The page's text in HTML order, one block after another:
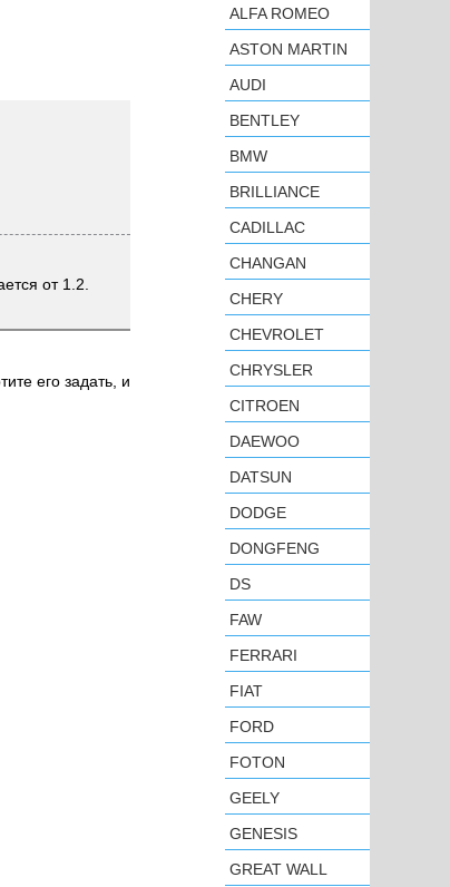
от 1.2.
его задать, и
ALFA ROMEO
ASTON MARTIN
AUDI
BENTLEY
BMW
BRILLIANCE
CADILLAC
CHANGAN
CHERY
CHEVROLET
CHRYSLER
CITROEN
DAEWOO
DATSUN
DODGE
DONGFENG
DS
FAW
FERRARI
FIAT
FORD
FOTON
GEELY
GENESIS
GREAT WALL